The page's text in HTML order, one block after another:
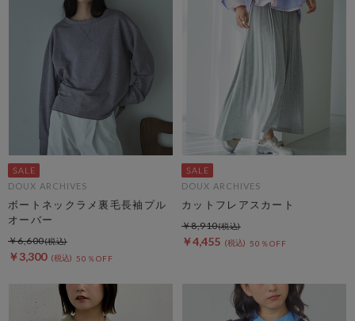
DOUX ARCHIVES
ボートネックラメ裏毛長袖プル
オーバー
￥3,300 50％OFF
￥6,600
DOUX ARCHIVES
カットフレアスカート
￥4,455 50％OFF
￥8,910